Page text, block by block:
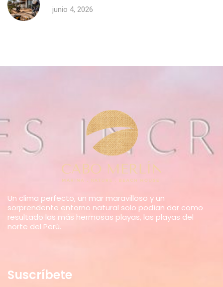
junio 4, 2026
Un clima perfecto, un mar maravilloso y un
sorprendente entorno natural solo podían dar como
resultado las más hermosas playas, las playas del
norte del Perú.
Suscríbete